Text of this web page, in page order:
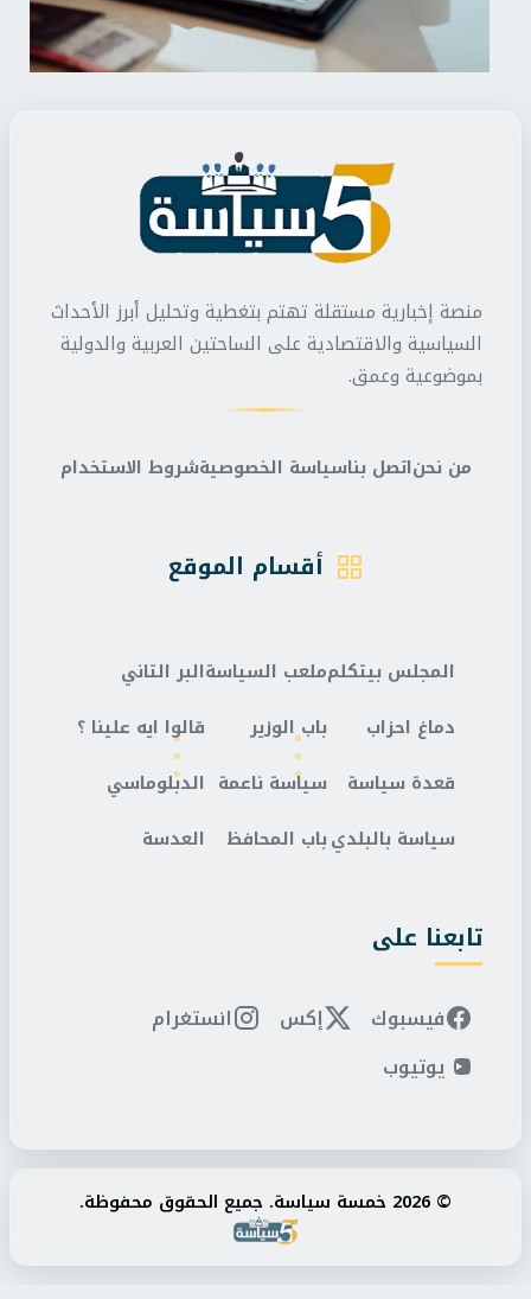
منصة إخبارية مستقلة تهتم بتغطية وتحليل أبرز الأحداث
السياسية والاقتصادية على الساحتين العربية والدولية
بموضوعية وعمق.
من نحناتصل بناسياسة الخصوصيةشروط الاستخدام
أقسام الموقع
المجلس بيتكلم
دماغ احزاب
قعدة سياسة
سياسة بالبلدي
ملعب السياسة
باب الوزير
سياسة ناعمة
باب المحافظ
البر التاني
قالوا ايه علينا ؟
الدبلوماسي
العدسة
تابعنا على
فيسبوك إكس
انستغرام
يوتيوب
© 2026 خمسة سياسة. جميع الحقوق محفوظة.